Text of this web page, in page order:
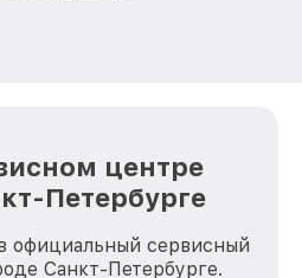
центре
Петербурге
официальный сервисный
Санкт-Петербурге.